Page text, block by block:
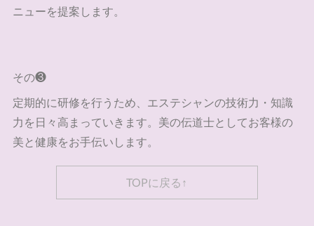
ニューを提案します。
その❸
定期的に研修を行うため、エステシャンの技術力・知識
力を日々高まっていきます。美の伝道士としてお客様の
美と健康をお手伝いします。
TOPに戻る↑